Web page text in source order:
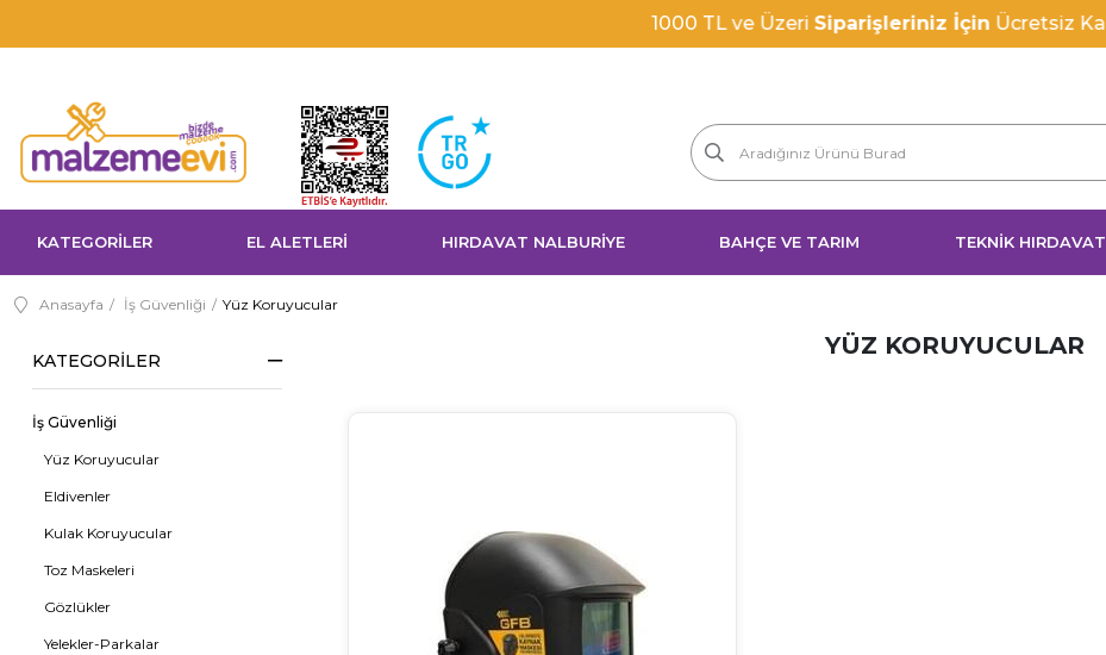
1000 TL ve ÜzeriSiparişleriniz İçinÜcretsiz Kargo
KATEGORİLER EL ALETLERİ HIRDAVAT NALBURİYE BAHÇE VE TARIM TEKNİK HIRDAVAT
Anasayfa İş Güvenliği Yüz Koruyucular
KATEGORILER
İş Güvenliği
Yüz Koruyucular
Eldivenler
Kulak Koruyucular
Toz Maskeleri
Gözlükler
Yelekler-Parkalar
YÜZ KORUYUCULAR